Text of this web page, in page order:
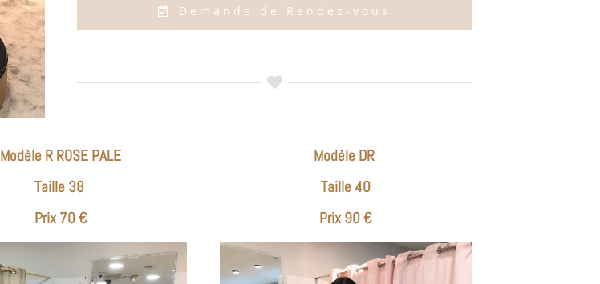
Demande de Rendez-vous
Modèle R ROSE PALE
Taille 38
Prix 70 €
Modèle DR
Taille 40
Prix 90 €